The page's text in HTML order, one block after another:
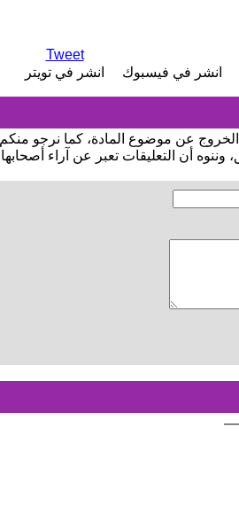
Tweet
انشر في فيسبوك انشر في تويتر
الخروج عن موضوع المادة، كما نرجو منكم
أن التعليقات تعبر عن آراء أصحابها